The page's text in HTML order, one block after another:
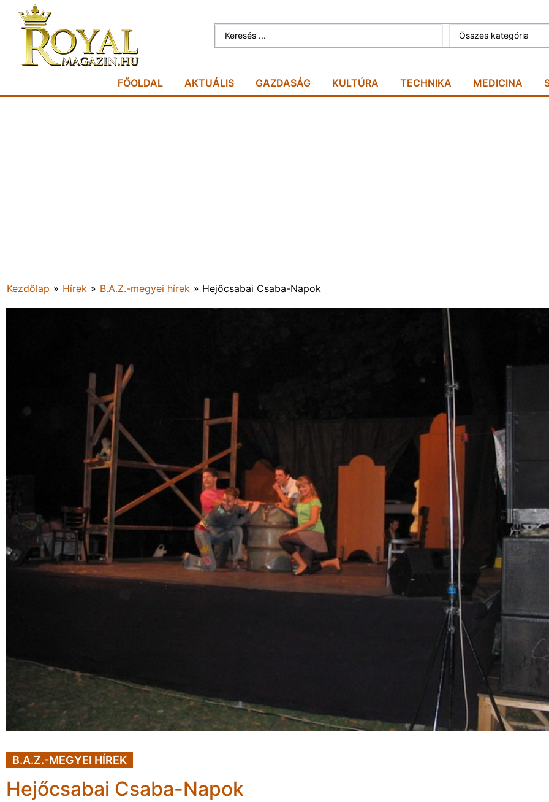
Összes kategória
FŐOLDAL AKTUÁLIS GAZDASÁG KULTÚRA TECHNIKA MEDICINA
Kezdőlap » Hírek » B.A.Z.-megyei hírek » Hejőcsabai Csaba-Napok
B.A.Z.-MEGYEI HÍREK
Hejőcsabai Csaba-Napok